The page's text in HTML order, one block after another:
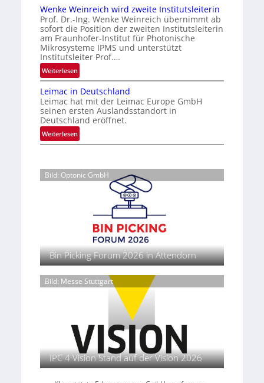
n
C
h
i
n
e
i
m
A
u
t
r
a
g
e
n
g
a
n
g
m
M
a
s
c
n
e
n
b
e
n
f
ü
r
d
e
C
M
O
e
n
-
L
i
e
k
e
t
t
n
g
l
o
r
e
n
s
o
r
i
c
n
d
i
s
o
o
p
e
r
i
Wenke Weinreich wird zweite Institutsleiterin
Prof. Dr.-Ing. Wenke Weinreich übernimmt ab
sofort die Position der zweiten Institutsleiterin
am Fraunhofer-Institut für Photonische
Mikrosysteme IPMS und unterstützt
Institutsleiter Prof.…
Weiterlesen:
W
n
k
e
W
e
n
r
i
r
z
t
e
I
n
Leimac in Deutschland
Leimac hat mit der Leimac Europe GmbH
seinen ersten Auslandsstandort in
Deutschland eröffnet.
Weiterlesen:
L
m
u
t
s
c
a
n
d
Bild: Optonic GmbH
Bin Picking Forum 2026 in Attendorn
Bild: Messe Stuttgart
IPC 4 Vision Stand auf der Vision 2026